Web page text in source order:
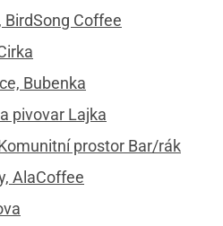
BirdSong Coffee
Bubenka
pivovar Lajka
prostor Bar/rák
AlaCoffee